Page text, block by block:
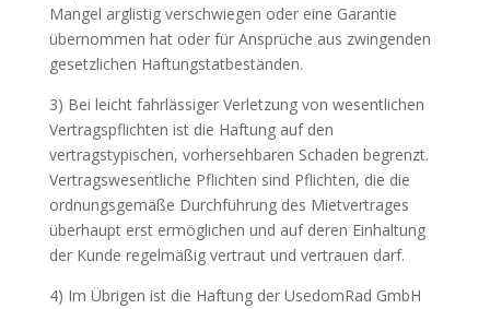
Mangel arglistig verschwiegen oder eine Garantie
übernommen hat oder für Ansprüche aus zwingenden
gesetzlichen Haftungstatbeständen.
3) Bei leicht fahrlässiger Verletzung von wesentlichen
Vertragspflichten ist die Haftung auf den
vertragstypischen, vorhersehbaren Schaden begrenzt.
Vertragswesentliche Pflichten sind Pflichten, die die
ordnungsgemäße Durchführung des Mietvertrages
überhaupt erst ermöglichen und auf deren Einhaltung
der Kunde regelmäßig vertraut und vertrauen darf.
4) Im Übrigen ist die Haftung der UsedomRad GmbH